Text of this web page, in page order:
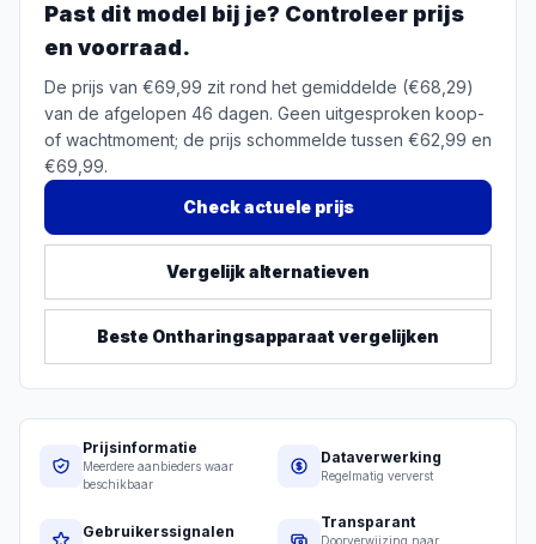
Past dit model bij je? Controleer prijs
en voorraad.
De prijs van €69,99 zit rond het gemiddelde (€68,29)
van de afgelopen 46 dagen. Geen uitgesproken koop-
of wachtmoment; de prijs schommelde tussen €62,99 en
€69,99.
Check actuele prijs
Vergelijk alternatieven
Beste Ontharingsapparaat vergelijken
Prijsinformatie
Meerdere aanbieders waar
beschikbaar
Dataverwerking
Regelmatig ververst
Gebruikerssignalen Transparant
Doorverwijzing naar